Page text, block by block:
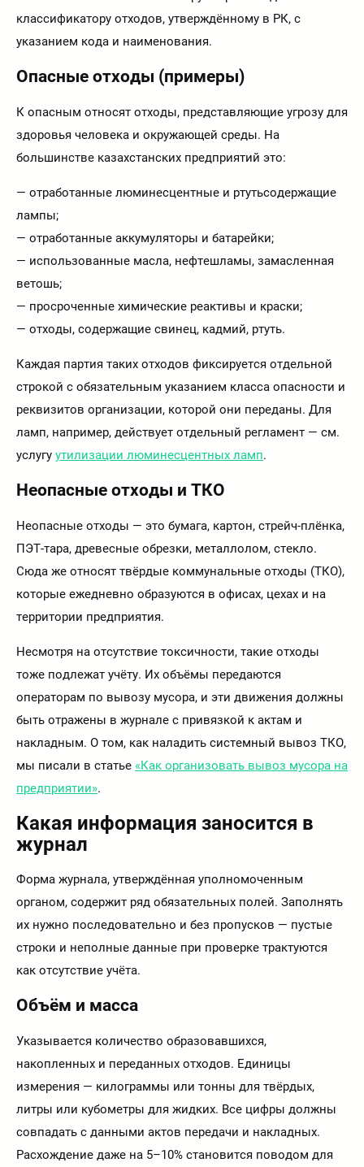
классификатору отходов, утверждённому в РК, с
указанием кода и наименования.
Опасные отходы (примеры)
К опасным относят отходы, представляющие угрозу для
здоровья человека и окружающей среды. На
большинстве казахстанских предприятий это:
— отработанные люминесцентные и ртутьсодержащие
лампы;
— отработанные аккумуляторы и батарейки;
— использованные масла, нефтешламы, замасленная
ветошь;
— просроченные химические реактивы и краски;
— отходы, содержащие свинец, кадмий, ртуть.
Каждая партия таких отходов фиксируется отдельной
строкой с обязательным указанием класса опасности и
реквизитов организации, которой они переданы. Для
ламп, например, действует отдельный регламент — см.
услугу утилизации люминесцентных ламп.
Неопасные отходы и ТКО
Неопасные отходы — это бумага, картон, стрейч-плёнка,
ПЭТ-тара, древесные обрезки, металлолом, стекло.
Сюда же относят твёрдые коммунальные отходы (ТКО),
которые ежедневно образуются в офисах, цехах и на
территории предприятия.
Несмотря на отсутствие токсичности, такие отходы
тоже подлежат учёту. Их объёмы передаются
операторам по вывозу мусора, и эти движения должны
быть отражены в журнале с привязкой к актам и
накладным. О том, как наладить системный вывоз ТКО,
мы писали в статье «Как организовать вывоз мусора на
предприятии».
Какая информация заносится в
журнал
Форма журнала, утверждённая уполномоченным
органом, содержит ряд обязательных полей. Заполнять
их нужно последовательно и без пропусков — пустые
строки и неполные данные при проверке трактуются
как отсутствие учёта.
Объём и масса
Указывается количество образовавшихся,
накопленных и переданных отходов. Единицы
измерения — килограммы или тонны для твёрдых,
литры или кубометры для жидких. Все цифры должны
совпадать с данными актов передачи и накладных.
Расхождение даже на 5–10% становится поводом для